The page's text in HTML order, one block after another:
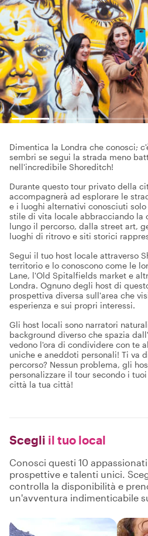
Dimentica la Londra che conosci;
sembri se segui la strada meno
nell'incredibile Shoreditch!
Durante questo tour privato della
accompagnerà ad esplorare le
e i luoghi alternativi conosciuti
stile di vita locale abbracciando la
lungo il percorso, dalla street art,
luoghi di ritrovo e siti storici
Segui il tuo host locale attraverso
territorio e lo conoscono come le
Lane, l'Old Spitalfields market e
Londra. Ognuno degli host di
prospettiva diversa sull'area che
esperienza e sui propri interessi.
Gli host locali sono narratori
background diverso che spazia
vedono l'ora di condividere con te
uniche e aneddoti personali! Ti va
percorso? Nessun problema, gli
personalizzare il tour secondo i
città la tua città!
Scegli il tuo local
Conosci questi 10
prospettive e talenti unici.
controlla la disponibilità e
un'avventura indimenticabile